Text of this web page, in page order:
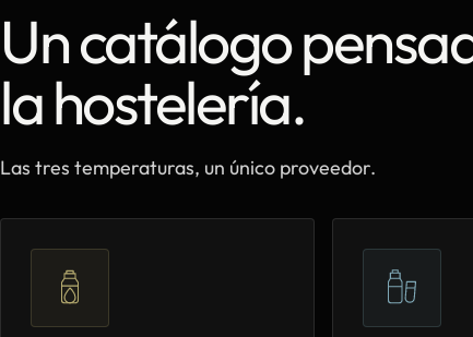
Un catálogo
la hostelería.
Las tres temperaturas, un único proveedor.